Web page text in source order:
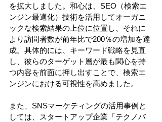
を拡大しました。和心は、SEO（検索エ
ンジン最適化）技術を活用してオーガニ
ックな検索結果の上位に位置し、それに
より訪問者数が前年比で200％の増加を達
成。具体的には、キーワード戦略を見直
し、彼らのターゲット層が最も関心を持
つ内容を前面に押し出すことで、検索エ
ンジンにおける可視性を高めました。
また、SNSマーケティングの活用事例と
しては、スタートアップ企業「テクノバ